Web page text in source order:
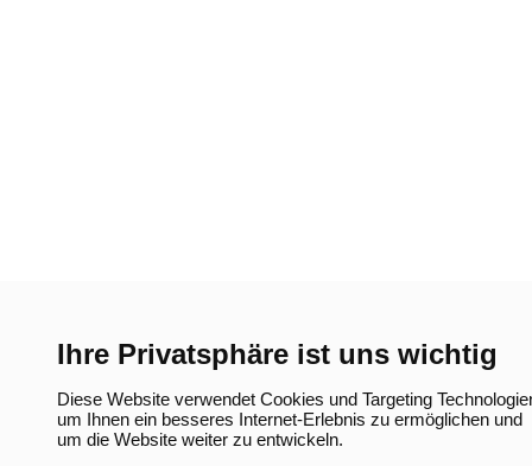
Ihre Privatsphäre ist uns wichtig
Diese Website verwendet Cookies und Targeting
um Ihnen ein besseres Internet-Erlebnis zu ermöglichen und
um die Website weiter zu entwickeln.